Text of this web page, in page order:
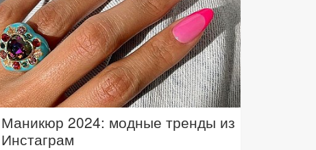
Маникюр 2024: модные тренды из
Инстаграм